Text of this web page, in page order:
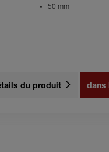
50 mm
du produit dans